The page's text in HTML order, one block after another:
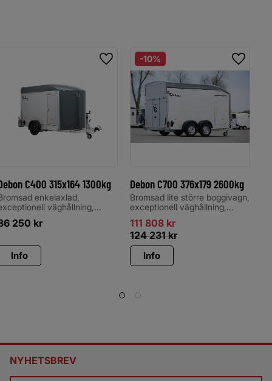
C400 315x164 1300kg
enkelaxlad,
väghållning,
250 kr
Lägg till i favoriter
Info
Debon C700 376x179 2600kg
Bromsad lite större boggivagn,
exceptionell väghållning,
111 808kr
124 231kr
10%
Lägg
Info
NYHETSBREV